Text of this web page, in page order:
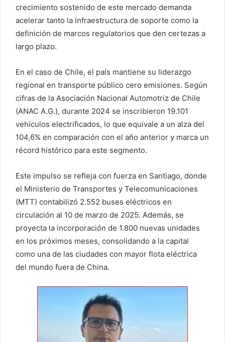
crecimiento sostenido de este mercado demanda
acelerar tanto la infraestructura de soporte como la
definición de marcos regulatorios que den certezas a
largo plazo.
En el caso de Chile, el país mantiene su liderazgo
regional en transporte público cero emisiones. Según
cifras de la Asociación Nacional Automotriz de Chile
(ANAC A.G.), durante 2024 se inscribieron 19.101
vehículos electrificados, lo que equivale a un alza del
104,6% en comparación con el año anterior y marca un
récord histórico para este segmento.
Este impulso se refleja con fuerza en Santiago, donde
el Ministerio de Transportes y Telecomunicaciones
(MTT) contabilizó 2.552 buses eléctricos en
circulación al 10 de marzo de 2025. Además, se
proyecta la incorporación de 1.800 nuevas unidades
en los próximos meses, consolidando a la capital
como una de las ciudades con mayor flota eléctrica
del mundo fuera de China.